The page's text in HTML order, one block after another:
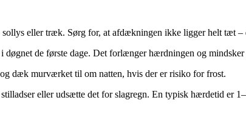
eller træk. Sørg for, at afdækningen ikke ligger helt tæt –
de første dage. Det forlænger hærdningen og
dæk murværket til om natten, hvis der er risiko for frost.
eller udsætte det for slagregn. En typisk hærdetid er